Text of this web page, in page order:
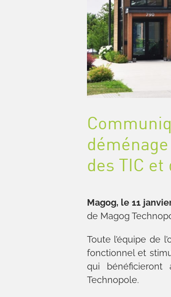
des TIC et
Magog, le 11
de Magog
Toute l’équipe de
fonctionnel et
qui bénéficieront
Technopole.